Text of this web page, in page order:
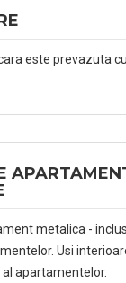
este prevazuta
metalica -
Usi
apartamentelor.